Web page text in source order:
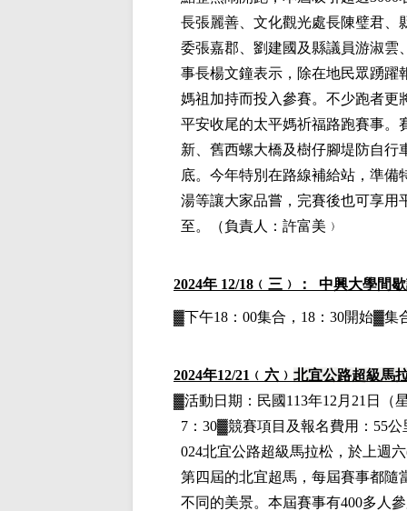
長張麗善、文化觀光處長陳璧君、
委張嘉郡、劉建國及縣議員游淑雲
事長楊文鐘表示，除在地民眾踴躍
媽祖加持而投入參賽。不少跑者更
平安收尾的太平媽祈福路跑賽事。
新、舊西螺大橋及樹仔腳堤防自行
底。今年特別在路線補給站，準
湯等讓大家品嘗，完賽後也可享用
至。
（負責人： 許富美﹚
2024年 12/18﹙三﹚： 中興大學間
▓下午18：00集合，18：30開始▓
2024年12/21 ﹙六﹚ 北宜公路超級馬
▓活動日期： 民國113年12月21日
（
7：30▓競賽項目 及報名費用 ：55
024北宜公路超級馬拉松，於上週
第四屆的北宜超馬，每屆賽事都隨
不同的美景。本屆賽事有400多人